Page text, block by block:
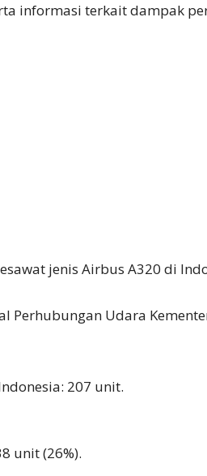
informasi terkait dampak
jenis Airbus A320 di
Perhubungan Udara
207 unit.
unit (26%).